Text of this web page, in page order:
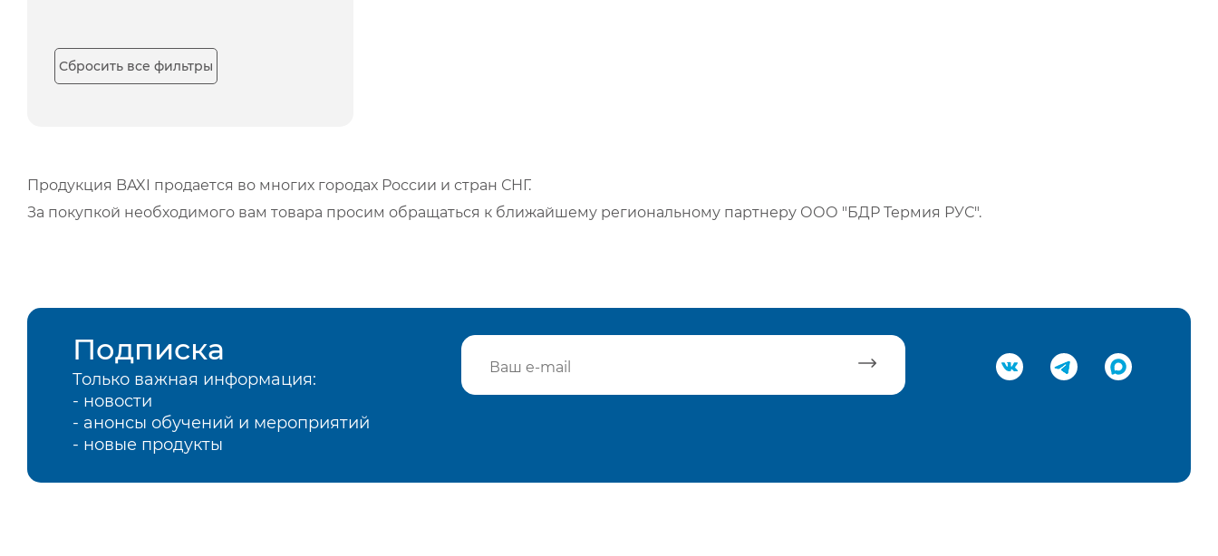
Сбросить все фильтры
Продукция BAXI продается во многих городах России и стран СНГ.
За покупкой необходимого вам товара просим обращаться к ближайшему региональному партнеру ООО "БДР Термия РУС".
Подписка
Только важная информация:
- новости
- анонсы обучений и мероприятий
- новые продукты